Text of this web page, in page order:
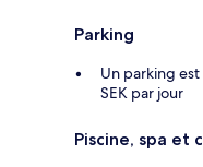
Parking
Un parking
SEK par jour
Piscine, spa et